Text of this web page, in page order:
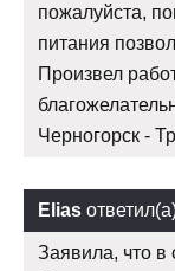
пожалуйста,
питания
Произвел
Черногорск -
Elias
Заявила, что в